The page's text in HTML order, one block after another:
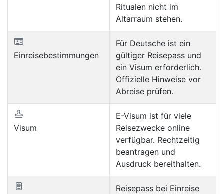
Ritualen nicht im
Altarraum stehen.
Einreisebestimmungen
Für Deutsche ist ein
gültiger Reisepass und
ein Visum erforderlich.
Offizielle Hinweise vor
Abreise prüfen.
Visum
E-Visum ist für viele
Reisezwecke online
verfügbar. Rechtzeitig
beantragen und
Ausdruck bereithalten.
Reisepass bei Einreise